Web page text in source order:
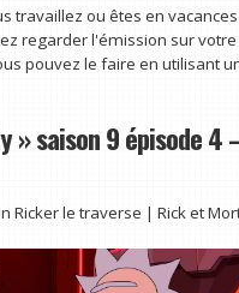
travaillez ou êtes en
regarder l'émission sur
pouvez le faire en utilisant
» saison 9 épisode 4
Un Ricker le traverse | Rick et